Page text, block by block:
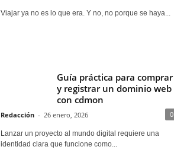
Viajar ya no es lo que era. Y no, no porque se haya...
Guía práctica para comprar
y registrar un dominio web
con cdmon
Redacción - 26 enero, 2026 0
Lanzar un proyecto al mundo digital requiere una
identidad clara que funcione como...